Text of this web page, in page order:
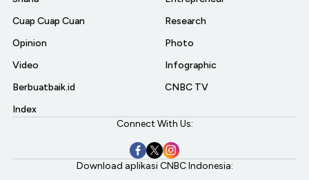
Cuap Cuap Cuan
Opinion
Video
Berbuatbaik.id
Index
Research
Photo
Infographic
CNBC TV
Connect With Us:
Download aplikasi CNBC Indonesia: